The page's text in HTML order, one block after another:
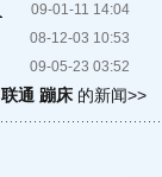
09-01-11 14:04
08-12-03 10:53
09-05-23 03:52
联通 蹦床 的新闻>>